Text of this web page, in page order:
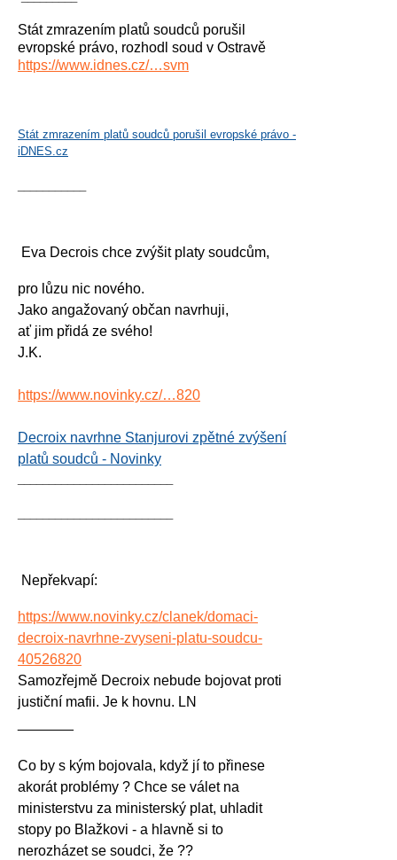
Stát zmrazením platů soudců porušil
evropské právo, rozhodl soud v Ostravě
https://www.idnes.cz/…svm
Stát zmrazením platů soudců porušil evropské právo -
iDNES.cz
Eva Decrois chce zvýšit platy soudcům,
pro lůzu nic nového.
Jako angažovaný občan navrhuji,
ať jim přidá ze svého!
J.K.
https://www.novinky.cz/…820
Decroix navrhne Stanjurovi zpětné zvýšení
platů soudců - Novinky
Nepřekvapí:
https://www.novinky.cz/clanek/domaci-
decroix-navrhne-zvyseni-platu-soudcu-
40526820
Samozřejmě Decroix nebude bojovat proti
justiční mafii. Je k hovnu. LN
Co by s kým bojovala, když jí to přinese
akorát problémy ? Chce se válet na
ministerstvu za ministerský plat, uhladit
stopy po Blažkovi - a hlavně si to
nerozházet se soudci, že ??